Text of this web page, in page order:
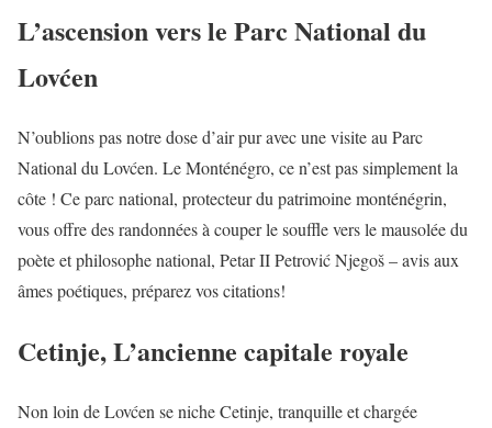
L’ascension vers le Parc National du
Lovćen
N’oublions pas notre dose d’air pur avec une visite au Parc
National du Lovćen. Le Monténégro, ce n’est pas simplement la
côte ! Ce parc national, protecteur du patrimoine monténégrin,
vous offre des randonnées à couper le souffle vers le mausolée du
poète et philosophe national, Petar II Petrović Njegoš – avis aux
âmes poétiques, préparez vos citations!
Cetinje, L’ancienne capitale royale
Non loin de Lovćen se niche Cetinje, tranquille et chargée